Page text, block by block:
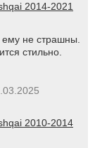
2014-2021
ему не страшны.
стильно.
2010-2014